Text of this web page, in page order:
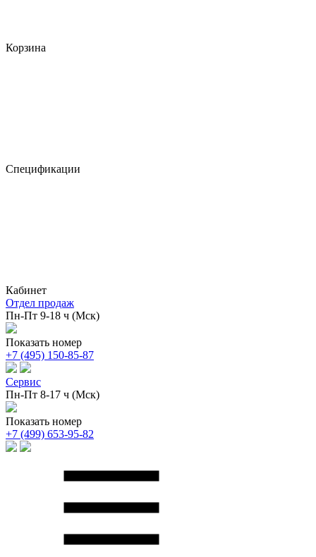
Корзина
Спецификации
Кабинет
Отдел продаж
Пн-Пт 9-18 ч (Мск)
Показать номер
+7 (495) 150-85-87
Сервис
Пн-Пт 8-17 ч (Мск)
Показать номер
+7 (499) 653-95-82